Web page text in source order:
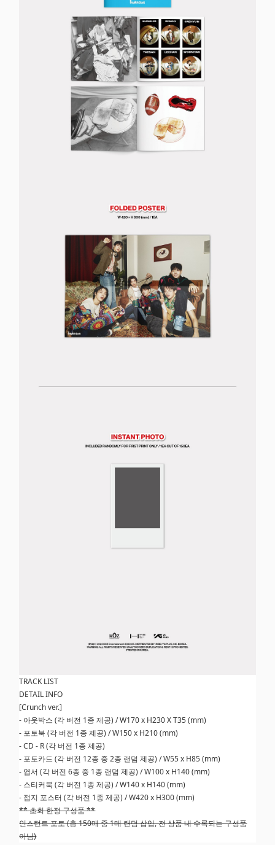
TRACK LIST
DETAIL INFO
[Crunch ver.]
- 아웃박스 (각 버전 1종 제공) / W170 x H230 X T35 (mm)
- 포토북 (각 버전 1종 제공) / W150 x H210 (mm)
- CD - R (각 버전 1종 제공)
- 포토카드 (각 버전 12종 중 2종 랜덤 제공) / W55 x H85 (mm)
- 엽서 (각 버전 6종 중 1종 랜덤 제공) / W100 x H140 (mm)
- 스티커북 (각 버전 1종 제공) / W140 x H140 (mm)
- 접지 포스터 (각 버전 1종 제공) / W420 x H300 (mm)
** 초회 한정 구성품 **
인스턴트 포토 (총 150매 중 1매 랜덤 삽입, 전 상품 내 수록되는 구성품
아님)